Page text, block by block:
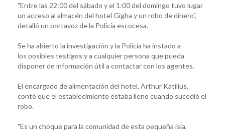
"Entre las 22:00 del sábado y el 1:00 del domingo tuvo lugar
un acceso al almacén del hotel Gigha y un robo de dinero",
detalló un portavoz de la Policía escocesa.
Se ha abierto la investigación y la Policía ha instado a
los posibles testigos y a cualquier persona que pueda
disponer de información útil a contactar con los agentes.
El encargado de alimentación del hotel, Arthur Katilius,
contó que el establecimiento estaba lleno cuando sucedió el
robo.
"Es un choque para la comunidad de esta pequeña isla,